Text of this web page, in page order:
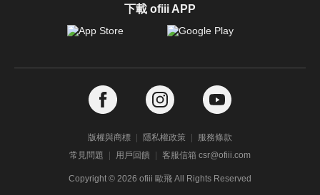
下載 ofiii APP
版權與商標 隱私權政策
服務條款
常見問題
用戶回饋 客服信箱 csr@ofiii.com
Copyright © 2026 ofiii 歐飛 All Rights Reserved